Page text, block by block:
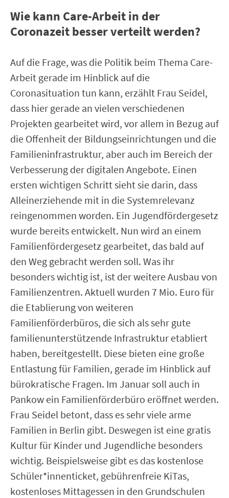
Wie kann Care-Arbeit in der
Coronazeit besser verteilt werden?
Auf die Frage, was die Politik beim Thema Care-
Arbeit gerade im Hinblick auf die
Coronasituation tun kann, erzählt Frau Seidel,
dass hier gerade an vielen verschiedenen
Projekten gearbeitet wird, vor allem in Bezug auf
die Offenheit der Bildungseinrichtungen und die
Familieninfrastruktur, aber auch im Bereich der
Verbesserung der digitalen Angebote. Einen
ersten wichtigen Schritt sieht sie darin, dass
Alleinerziehende mit in die Systemrelevanz
reingenommen worden. Ein Jugendfördergesetz
wurde bereits entwickelt. Nun wird an einem
Familienfördergesetz gearbeitet, das bald auf
den Weg gebracht werden soll. Was ihr
besonders wichtig ist, ist der weitere Ausbau von
Familienzentren. Aktuell wurden 7 Mio. Euro für
die Etablierung von weiteren
Familienförderbüros, die sich als sehr gute
familienunterstützende Infrastruktur etabliert
haben, bereitgestellt. Diese bieten eine große
Entlastung für Familien, gerade im Hinblick auf
bürokratische Fragen. Im Januar soll auch in
Pankow ein Familienförderbüro eröffnet werden.
Frau Seidel betont, dass es sehr viele arme
Familien in Berlin gibt. Deswegen ist eine gratis
Kultur für Kinder und Jugendliche besonders
wichtig. Beispielsweise gibt es das kostenlose
Schüler*innenticket, gebührenfreie KiTas,
kostenloses Mittagessen in den Grundschulen